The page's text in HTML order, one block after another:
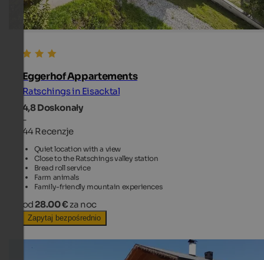
Eggerhof Appartements
Ratschings in Eisacktal
4,8Doskonały
-
44 Recenzje
Quiet location with a view
Close to the Ratschings valley station
Bread roll service
Farm animals
Family-friendly mountain experiences
od 28.00 € za noc
Zapytaj bezpośrednio